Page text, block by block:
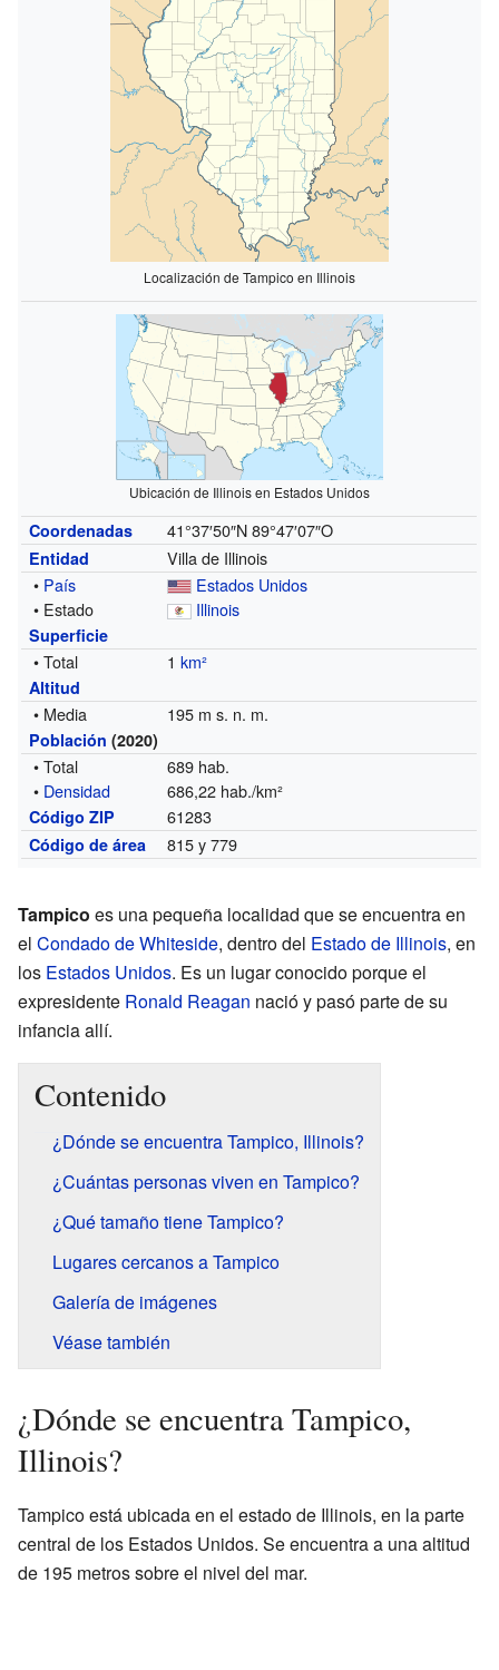
Localización de Tampico en Illinois
Ubicación de Illinois en Estados Unidos
Coordenadas 41°37′50″N 89°47′07″O
Entidad
Villa de Illinois
• País
Estados Unidos
• Estado
Illinois
Superficie
• Total 1km²
Altitud
• Media 195 m s. n. m.
Población (2020)
• Total
689 hab.
• Densidad 686,22 hab./km²
Código ZIP 61283
Código de área 815 y 779
Tampico es una pequeña localidad que se encuentra en
el Condado de Whiteside, dentro del Estado de Illinois, en
los Estados Unidos. Es un lugar conocido porque el
expresidente Ronald Reagan nació y pasó parte de su
infancia allí.
Contenido
¿Dónde se encuentra Tampico, Illinois?
¿Cuántas personas viven en Tampico?
¿Qué tamaño tiene Tampico?
Lugares cercanos a Tampico
Galería de imágenes
Véase también
¿Dónde se encuentra Tampico,
Illinois?
Tampico está ubicada en el estado de Illinois, en la parte
central de los Estados Unidos. Se encuentra a una altitud
de 195 metros sobre el nivel del mar.